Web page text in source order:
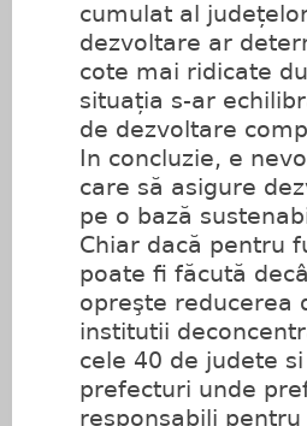
cumulat al
dezvoltare ar
cote mai ridicate
situația s-ar
de dezvoltare
In concluzie, e
care să asigure
pe o bază
Chiar dacă pentru
poate fi făcută
opreşte reducerea
institutii
cele 40 de judete
prefecturi unde
responsabili